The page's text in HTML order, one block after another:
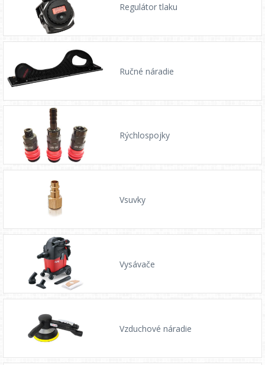
Regulátor tlaku
Ručné náradie
Rýchlospojky
Vsuvky
Vysávače
Vzduchové náradie